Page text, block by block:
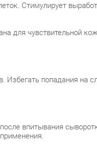
Стимулирует
для чувствительной
Избегать попадания на
впитывания